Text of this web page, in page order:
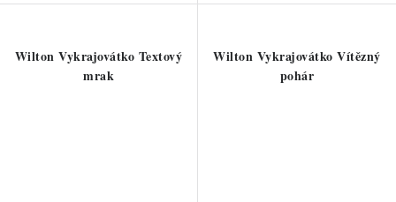
Wilton Vykrajovátko Textový
mrak
Wilton Vykrajovátko Vítězný
pohár